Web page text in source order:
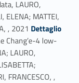
LAURO,
ELENA; MATTEI,
, 2021Link identifier #identifier_person_124363-21Dettaglio
Chang’e-4 low-
LAURO,
FRANCESCO, ,